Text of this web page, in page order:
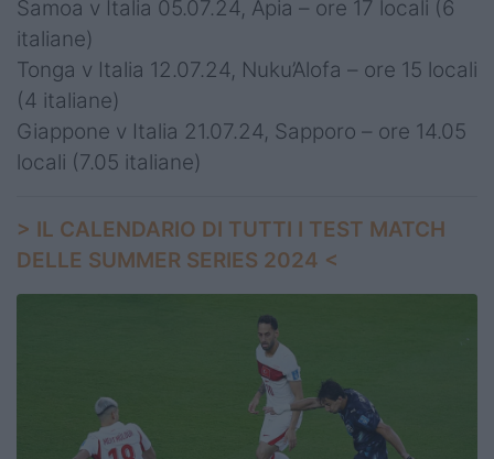
Samoa v Italia 05.07.24, Apia – ore 17 locali (6
italiane)
Tonga v Italia 12.07.24, Nuku’Alofa – ore 15 locali
(4 italiane)
Giappone v Italia 21.07.24, Sapporo – ore 14.05
locali (7.05 italiane)
> IL CALENDARIO DI TUTTI I TEST MATCH
DELLE SUMMER SERIES 2024 <